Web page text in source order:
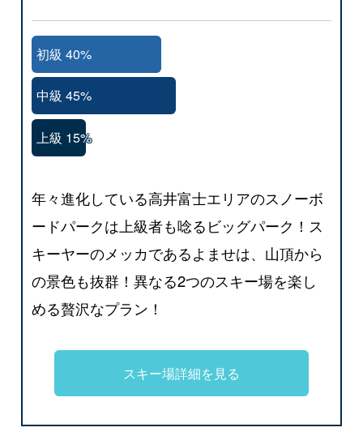
初級 40%
中級 45%
上級 15%
年々進化している高井富士エリアのスノーボ
ードパークは上級者も唸るビッグパーク！ス
キーヤーのメッカであるよませは、山頂から
の景色も抜群！異なる2つのスキー場を楽し
める贅沢なプラン！
スキー場詳細を見る